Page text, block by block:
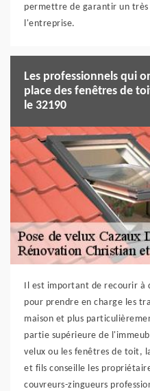
permettre de garantir un
l'entreprise.
Les professionnels qui
place des fenêtres de
le 32190
Il est important de recourir à
pour prendre en charge les
maison et plus
partie supérieure de
velux ou les fenêtres de toit,
et fils conseille les
couvreurs-zingueurs